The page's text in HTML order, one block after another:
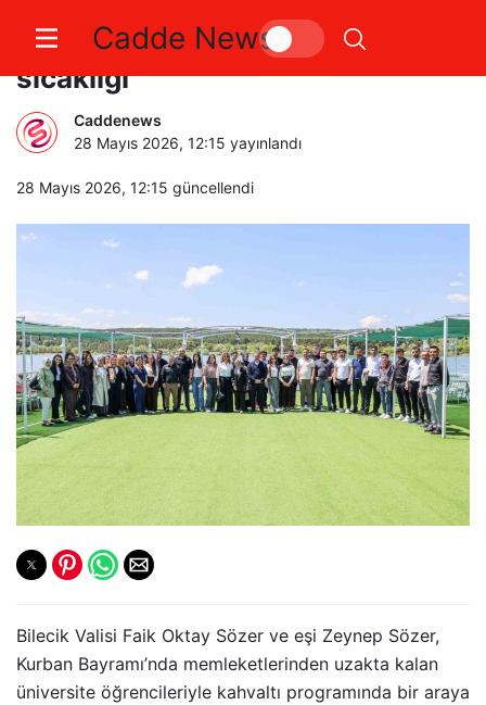
Cadde News
Bilecik’te öğrencilere aile
sıcaklığı
Caddenews
28 Mayıs 2026, 12:15 yayınlandı
28 Mayıs 2026, 12:15 güncellendi
Bilecik Valisi Faik Oktay Sözer ve eşi Zeynep Sözer,
Kurban Bayramı’nda memleketlerinden uzakta kalan
üniversite öğrencileriyle kahvaltı programında bir araya